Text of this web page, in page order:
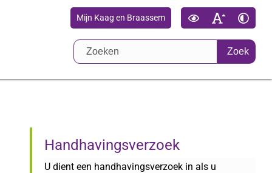
Mijn Kaag en Braassem
Zoek
Handhavingsverzoek
U dient een handhavingsverzoek in als u